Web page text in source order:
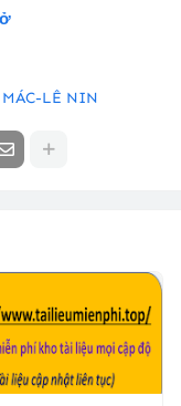
LÊ NIN